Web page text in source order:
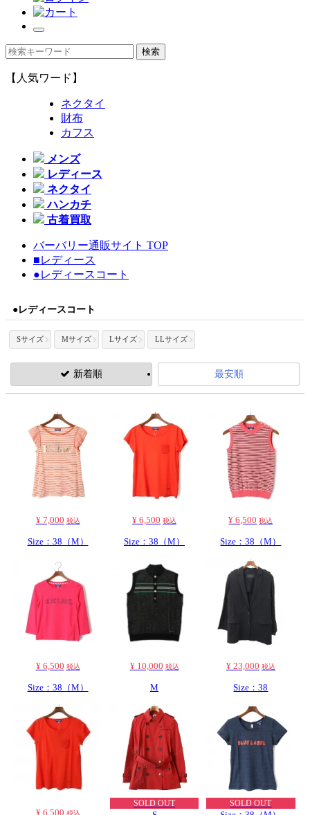
【人気ワード】
ネクタイ
財布
カフス
メンズ
レディース
ネクタイ
ハンカチ
古着買取
バーバリー通販サイト TOP
■レディース
●レディースコート
●レディースコート
Sサイズ Mサイズ Lサイズ LLサイズ
新着順 最安順
¥ 7,000 税込
Size：38（M）
¥ 6,500 税込
Size：38（M）
¥ 6,500 税込
Size：38（M）
¥ 6,500 税込
Size：38（M）
¥ 10,000 税込
M
¥ 23,000 税込
Size：38
¥ 6,500 税込
SOLD OUT SOLD OUT